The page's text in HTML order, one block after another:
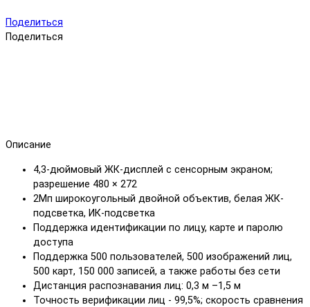
Поделиться
Поделиться
Описание
4,3-дюймовый ЖК-дисплей с сенсорным экраном;
разрешение 480 × 272
2Мп широкоугольный двойной объектив, белая ЖК-
подсветка, ИК-подсветка
Поддержка идентификации по лицу, карте и паролю
доступа
Поддержка 500 пользователей, 500 изображений лиц,
500 карт, 150 000 записей, а также работы без сети
Дистанция распознавания лиц: 0,3 м –1,5 м
Точность верификации лиц - 99,5%; скорость сравнения